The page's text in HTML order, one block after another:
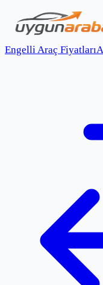
Engelli Araç Fiyatları